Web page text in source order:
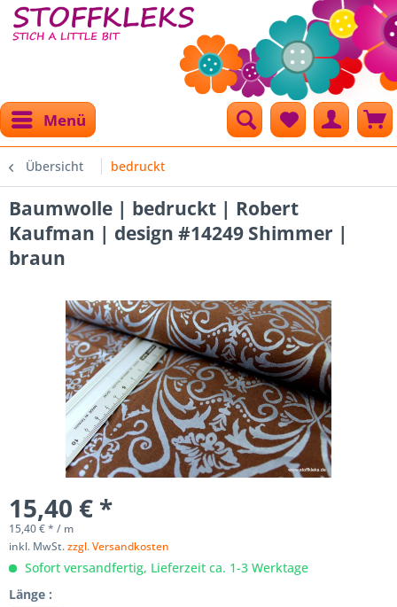
Menü
Übersicht bedruckt
Baumwolle | bedruckt | Robert
Kaufman | design #14249 Shimmer |
braun
15,40 € *
15,40 € * / m
inkl. MwSt.zzgl. Versandkosten
Sofort versandfertig, Lieferzeit ca. 1-3 Werktage
Länge :